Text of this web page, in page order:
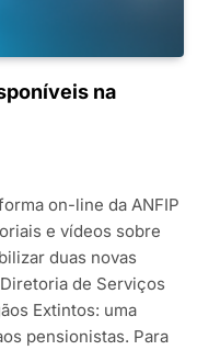
na
on-line da ANFIP
e vídeos sobre
duas novas
de Serviços
Extintos: uma
pensionistas. Para